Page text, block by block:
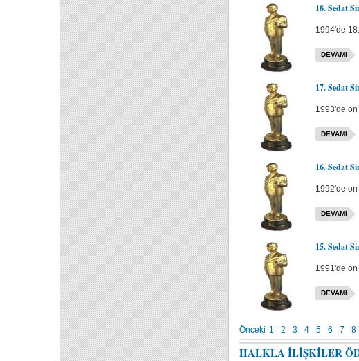
18. Sedat
1994'de
DEVAMI
17. Sedat
1993'de
DEVAMI
16. Sedat
1992'de on
DEVAMI
15. Sedat
1991'de
DEVAMI
Önceki 1 2 3 4 5 6 7 8
HALKLA İLİŞKİLER